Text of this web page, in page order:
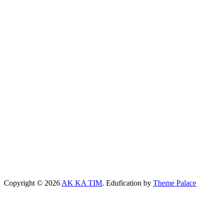
Copyright © 2026 AK KA TIM. Edufication by Theme Palace